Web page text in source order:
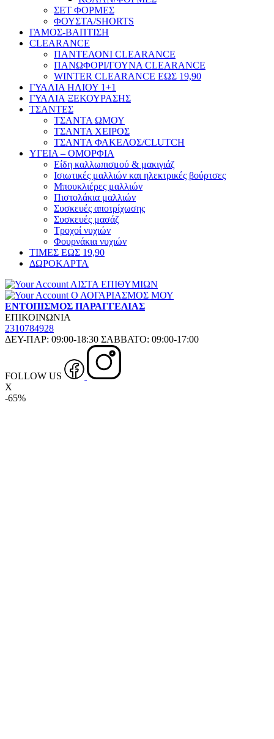
ΣΕΤ ΦΟΡΜΕΣ
ΦΟΥΣΤΑ/SHORTS
ΓΑΜΟΣ-ΒΑΠΤΙΣΗ
CLEARANCE
ΠΑΝΤΕΛΟΝΙ CLEARANCE
ΠΑΝΩΦΟΡΙ/ΓΟΥΝΑ CLEARANCE
WINTER CLEARANCE ΕΩΣ 19,90
ΓΥΑΛΙΑ ΗΛΙΟΥ 1+1
ΓΥΑΛΙΑ ΞΕΚΟΥΡΑΣΗΣ
ΤΣΑΝΤΕΣ
ΤΣΑΝΤΑ ΩΜΟΥ
ΤΣΑΝΤΑ ΧΕΙΡΟΣ
ΤΣΑΝΤΑ ΦΑΚΕΛΟΣ/CLUTCH
ΥΓΕΙΑ – ΟΜΟΡΦΙΑ
Είδη καλλωπισμού & μακιγιάζ
Ισιωτικές μαλλιών και ηλεκτρικές βούρτσες
Μπουκλιέρες μαλλιών
Πιστολάκια μαλλιών
Συσκευές αποτρίχωσης
Συσκευές μασάζ
Τροχοί νυχιών
Φουρνάκια νυχιών
ΤΙΜΕΣ ΕΩΣ 19,90
ΔΩΡΟΚΑΡΤΑ
ΛΙΣΤΑ ΕΠΙΘΥΜΙΩΝ
Ο ΛΟΓΑΡΙΑΣΜΟΣ ΜΟΥ
ΕΝΤΟΠΙΣΜΟΣ ΠΑΡΑΓΓΕΛΙΑΣ
ΕΠΙΚΟΙΝΩΝΙΑ
2310784928
ΔΕΥ-ΠΑΡ: 09:00-18:30 ΣΑΒΒΑΤΟ: 09:00-17:00
FOLLOW US
X
-65%